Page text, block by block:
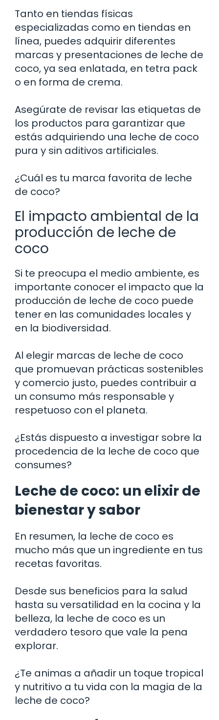
Tanto en tiendas físicas
especializadas como en tiendas en
línea, puedes adquirir diferentes
marcas y presentaciones de leche de
coco, ya sea enlatada, en tetra pack
o en forma de crema.
Asegúrate de revisar las etiquetas de
los productos para garantizar que
estás adquiriendo una leche de coco
pura y sin aditivos artificiales.
¿Cuál es tu marca favorita de leche
de coco?
El impacto ambiental de la
producción de leche de
coco
Si te preocupa el medio ambiente, es
importante conocer el impacto que la
producción de leche de coco puede
tener en las comunidades locales y
en la biodiversidad.
Al elegir marcas de leche de coco
que promuevan prácticas sostenibles
y comercio justo, puedes contribuir a
un consumo más responsable y
respetuoso con el planeta.
¿Estás dispuesto a investigar sobre la
procedencia de la leche de coco que
consumes?
Leche de coco: un elixir de
bienestar y sabor
En resumen, la leche de coco es
mucho más que un ingrediente en tus
recetas favoritas.
Desde sus beneficios para la salud
hasta su versatilidad en la cocina y la
belleza, la leche de coco es un
verdadero tesoro que vale la pena
explorar.
¿Te animas a añadir un toque tropical
y nutritivo a tu vida con la magia de la
leche de coco?